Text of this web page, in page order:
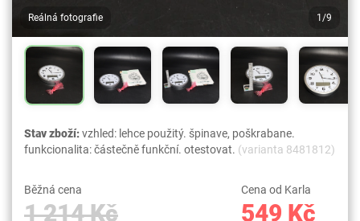
Reálná fotografie 1/9
Stav zboží:vzhled: lehce použitý. špinave, poškrabane.
funkcionalita: částečně funkční. otestovat. (varianta 8481812)
Běžná cena
1 214 Kč
Cena od Karla
549 Kč